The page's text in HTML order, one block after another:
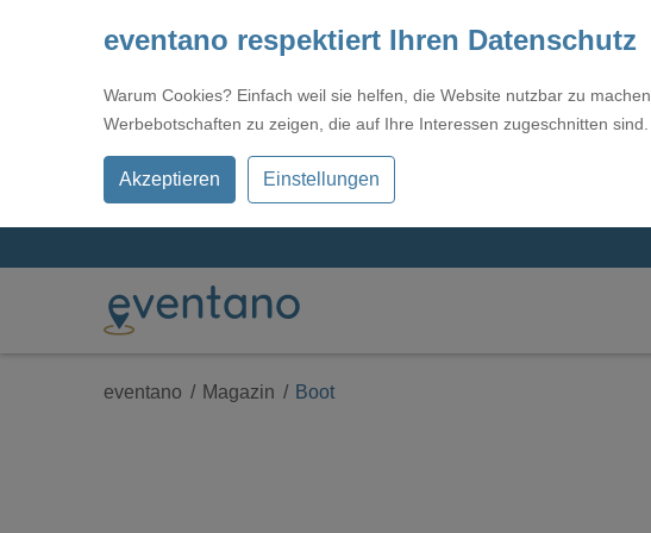
eventano respektiert Ihren Datenschutz
Warum Cookies? Einfach weil sie helfen, die Website nutzbar zu
Werbebotschaften zu zeigen, die auf Ihre Interessen zugeschnitten
Akzeptieren Einstellungen
eventano Magazin Boot